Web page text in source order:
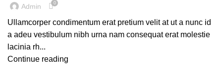
Admin 0
Ullamcorper condimentum erat pretium velit at ut a nunc id
a adeu vestibulum nibh urna nam consequat erat molestie
lacinia rh...
Continue reading